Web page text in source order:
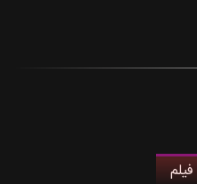
فیلم